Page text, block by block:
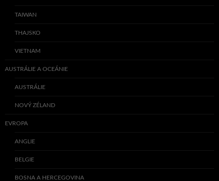
TAIWAN
THAJSKO
VIETNAM
AUSTRÁLIE A OCEÁNIE
AUSTRÁLIE
NOVÝ ZÉLAND
EVROPA
ANGLIE
BELGIE
BOSNA A HERCEGOVINA